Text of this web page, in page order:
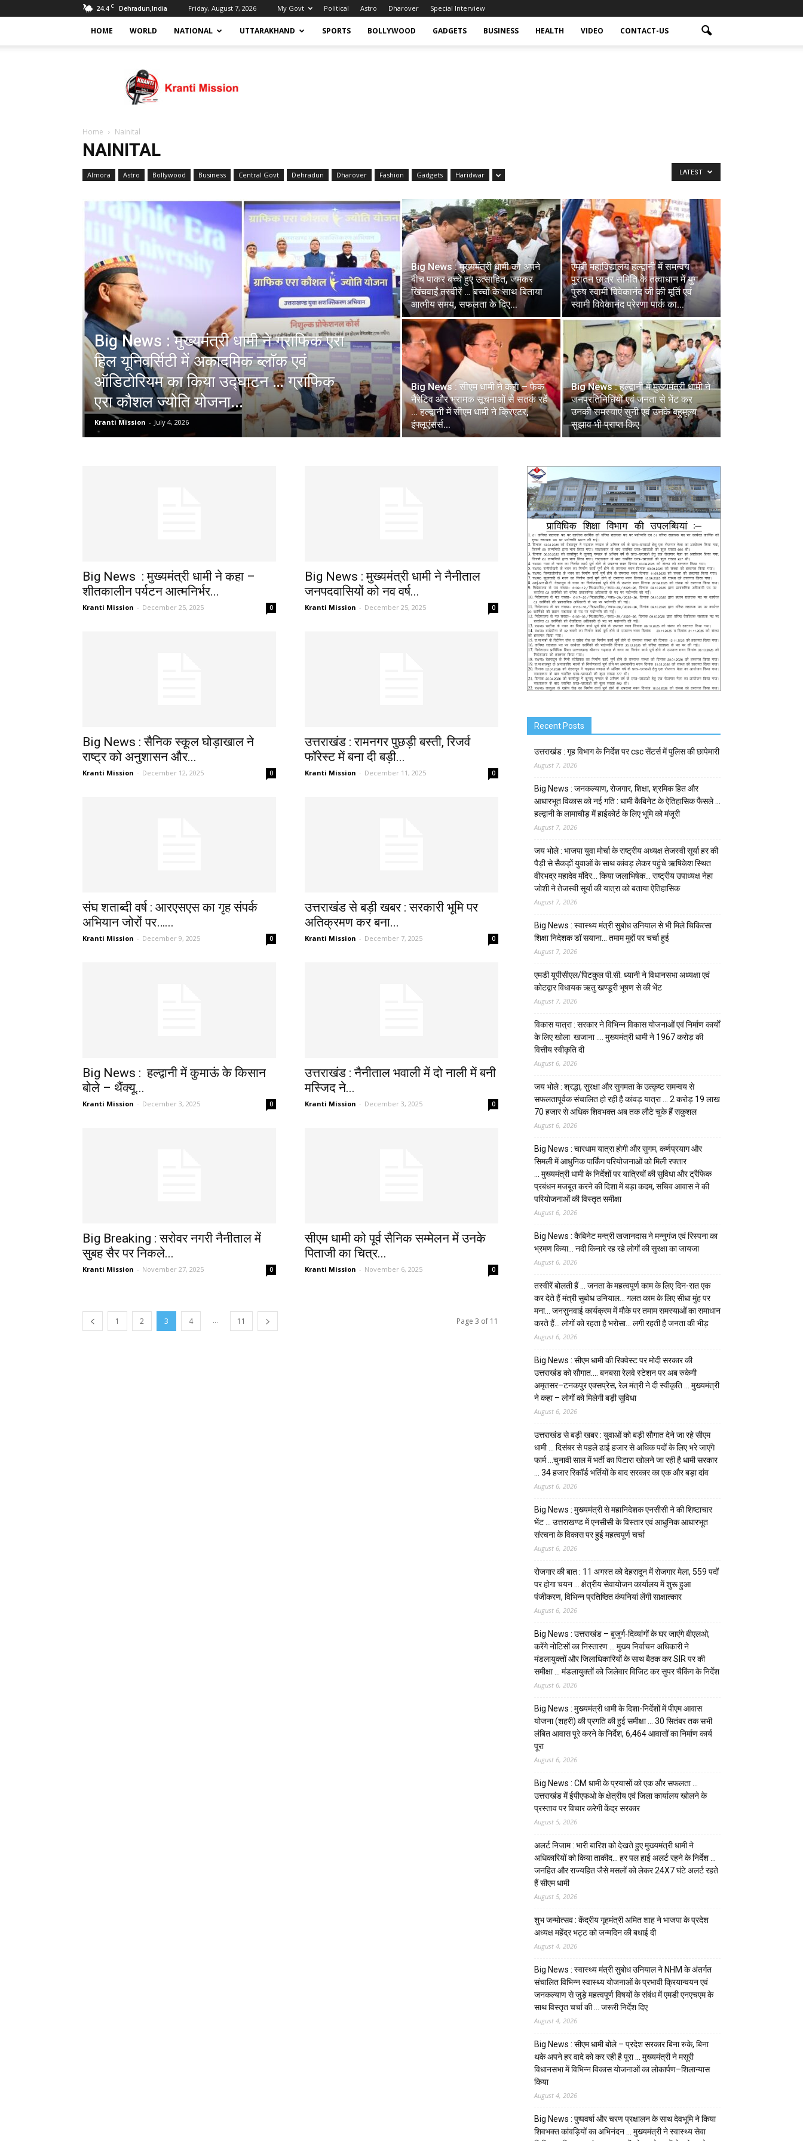
24.4 C Dehradun,India Friday, August 7, 2026 My Govt Political Astro Dharover Special Interview
HOME WORLD NATIONAL UTTARAKHAND SPORTS BOLLYWOOD GADGETS BUSINESS HEALTH VIDEO CONTACT-US
mission
Home Nainital
NAINITAL
Almora Astro Bollywood Business Central Govt Dehradun Dharover Fashion Gadgets Haridwar LATEST
Big News : मुख्यमंत्री धामी ने ग्राफिक एरा
हिल यूनिवर्सिटी में अकादमिक ब्लॉक एवं
ऑडिटोरियम का किया उद्घाटन … ग्राफिक
एरा कौशल ज्योति योजना...
Kranti Mission - July 4, 2026
Big News : मुख्यमंत्री धामी को अपने
बीच पाकर बच्चे हुए उत्साहित, जमकर
खिंचवाईं तस्वीरें … बच्चों के साथ बिताया
आत्मीय समय, सफलता के दिए...
एमबी महाविद्यालय हल्द्वानी में समन्वय
पुरातन छात्र समिति के तत्वाधान में युग
पुरुष स्वामी विवेकानंद जी की मूर्ति एवं
स्वामी विवेकानंद प्रेरणा पार्क का...
Big News : सीएम धामी ने कहा – फेक
नैरेटिव और भ्रामक सूचनाओं से सतर्क रहें
… हल्द्वानी में सीएम धामी ने क्रिएटर,
इंफ्लूएंसर्स...
Big News : हल्द्वानी में मुख्यमंत्री धामी ने
जनप्रतिनिधियों एवं जनता से भेंट कर
उनकी समस्याएं सुनी एवं उनके बहुमूल्य
सुझाव भी प्राप्त किए
Big News : मुख्यमंत्री धामी ने कहा –
शीतकालीन पर्यटन आत्मनिर्भर...
Kranti Mission - December 25, 2025 0
Big News : मुख्यमंत्री धामी ने नैनीताल
जनपदवासियों को नव वर्ष...
Kranti Mission - December 25, 2025 0
Big News : सैनिक स्कूल घोड़ाखाल ने
राष्ट्र को अनुशासन और...
Kranti Mission - December 12, 2025 0
उत्तराखंड : रामनगर पुछड़ी बस्ती, रिजर्व
फॉरेस्ट में बना दी बड़ी...
Kranti Mission - December 11, 2025 0
संघ शताब्दी वर्ष : आरएसएस का गृह संपर्क
अभियान जोरों पर…...
Kranti Mission - December 9, 2025 0
उत्तराखंड से बड़ी खबर : सरकारी भूमि पर
अतिक्रमण कर बना...
Kranti Mission - December 7, 2025 0
Big News : हल्द्वानी में कुमाऊं के किसान
बोले – थैंक्यू...
Kranti Mission - December 3, 2025 0
उत्तराखंड : नैनीताल भवाली में दो नाली में बनी
मस्जिद ने...
Kranti Mission - December 3, 2025 0
Big Breaking : सरोवर नगरी नैनीताल में
सुबह सैर पर निकले...
Kranti Mission - November 27, 2025 0
सीएम धामी को पूर्व सैनिक सम्मेलन में उनके
पिताजी का चित्र...
Kranti Mission - November 6, 2025 0
1 2 3 4 ... 11 Page 3 of 11
Recent Posts
उत्तराखंड : गृह विभाग के निर्देश पर csc सेंटर्स में पुलिस की छापेमारी
August 7, 2026
Big News : जनकल्याण, रोजगार, शिक्षा, श्रमिक हित और
आधारभूत विकास को नई गति : धामी कैबिनेट के ऐतिहासिक फैसले …
हल्द्वानी के लामाचौड़ में हाईकोर्ट के लिए भूमि को मंजूरी
August 7, 2026
जय भोले : भाजपा युवा मोर्चा के राष्ट्रीय अध्यक्ष तेजस्वी सूर्या हर की
पैड़ी से सैकड़ों युवाओं के साथ कांवड़ लेकर पहुंचे ऋषिकेश स्थित
वीरभद्र महादेव मंदिर… किया जलाभिषेक… राष्ट्रीय उपाध्यक्ष नेहा
जोशी ने तेजस्वी सूर्या की यात्रा को बताया ऐतिहासिक
August 7, 2026
Big News : स्वास्थ्य मंत्री सुबोध उनियाल से भी मिले चिकित्सा
शिक्षा निदेशक डॉ सयाना… तमाम मुद्दों पर चर्चा हुई
August 7, 2026
एमडी यूपीसीएल/पिटकुल पी.सी. ध्यानी ने विधानसभा अध्यक्षा एवं
कोटद्वार विधायक ऋतु खण्डूरी भूषण से की भेंट
August 7, 2026
विकास यात्रा : सरकार ने विभिन्न विकास योजनाओं एवं निर्माण कार्यों
के लिए खोला खजाना …. मुख्यमंत्री धामी ने ₹1967 करोड़ की
वित्तीय स्वीकृति दी
August 6, 2026
जय भोले : श्रद्धा, सुरक्षा और सुगमता के उत्कृष्ट समन्वय से
सफलतापूर्वक संचालित हो रही है कांवड़ यात्रा … 2 करोड़ 19 लाख
70 हजार से अधिक शिवभक्त अब तक लौटे चुके हैं सकुशल
August 6, 2026
Big News : चारधाम यात्रा होगी और सुगम, कर्णप्रयाग और
सिमली में आधुनिक पार्किंग परियोजनाओं को मिली रफ्तार
… मुख्यमंत्री धामी के निर्देशों पर यात्रियों की सुविधा और ट्रैफिक
प्रबंधन मजबूत करने की दिशा में बड़ा कदम, सचिव आवास ने की
परियोजनाओं की विस्तृत समीक्षा
August 6, 2026
Big News : कैबिनेट मन्त्री खजानदास ने मन्नुगंज एवं रिस्पना का
भ्रमण किया… नदी किनारे रह रहे लोगों की सुरक्षा का जायजा
August 6, 2026
तस्वीरें बोलती हैं … जनता के महत्वपूर्ण काम के लिए दिन-रात एक
कर देते हैं मंत्री सुबोध उनियाल… गलत काम के लिए सीधा मुंह पर
मना… जनसुनवाई कार्यक्रम में मौके पर तमाम समस्याओं का समाधान
करते हैं… लोगों को रहता है भरोसा… लगी रहती है जनता की भीड़
August 6, 2026
Big News : सीएम धामी की रिक्वेस्ट पर मोदी सरकार की
उत्तराखंड को सौगात…. बनबसा रेलवे स्टेशन पर अब रुकेगी
अमृतसर–टनकपुर एक्सप्रेस, रेल मंत्री ने दी स्वीकृति … मुख्यमंत्री
ने कहा – लोगों को मिलेगी बड़ी सुविधा
August 6, 2026
उत्तराखंड से बड़ी खबर : युवाओं को बड़ी सौगात देने जा रहे सीएम
धामी … दिसंबर से पहले ढाई हजार से अधिक पदों के लिए भरे जाएंगे
फार्म …चुनावी साल में भर्ती का पिटारा खोलने जा रही है धामी सरकार
… 34 हजार रिकॉर्ड भर्तियों के बाद सरकार का एक और बड़ा दांव
August 6, 2026
Big News : मुख्यमंत्री से महानिदेशक एनसीसी ने की शिष्टाचार
भेंट … उत्तराखण्ड में एनसीसी के विस्तार एवं आधुनिक आधारभूत
संरचना के विकास पर हुई महत्वपूर्ण चर्चा
August 6, 2026
रोजगार की बात : 11 अगस्त को देहरादून में रोजगार मेला, 559 पदों
पर होगा चयन … क्षेत्रीय सेवायोजन कार्यालय में शुरू हुआ
पंजीकरण, विभिन्न प्रतिष्ठित कंपनियां लेंगी साक्षात्कार
August 6, 2026
Big News : उत्तराखंड – बुजुर्ग-दिव्यांगों के घर जाएंगे बीएलओ,
करेंगे नोटिसों का निस्तारण … मुख्य निर्वाचन अधिकारी ने
मंडलायुक्तों और जिलाधिकारियों के साथ बैठक कर SIR पर की
समीक्षा … मंडलायुक्तों को जिलेवार विजिट कर सुपर चैकिंग के निर्देश
August 6, 2026
Big News : मुख्यमंत्री धामी के दिशा-निर्देशों में पीएम आवास
योजना (शहरी) की प्रगति की हुई समीक्षा … 30 सितंबर तक सभी
लंबित आवास पूरे करने के निर्देश, 6,464 आवासों का निर्माण कार्य
पूरा
August 6, 2026
Big News : CM धामी के प्रयासों को एक और सफलता …
उत्तराखंड में ईपीएफओ के क्षेत्रीय एवं जिला कार्यालय खोलने के
प्रस्ताव पर विचार करेगी केंद्र सरकार
August 5, 2026
अलर्ट निजाम : भारी बारिश को देखते हुए मुख्यमंत्री धामी ने
अधिकारियों को किया ताकीद… हर पल हाई अलर्ट रहने के निर्देश …
जनहित और राज्यहित जैसे मसलों को लेकर 24X7 घंटे अलर्ट रहते
हैं सीएम धामी
August 5, 2026
शुभ जन्मोत्सव : केंद्रीय गृहमंत्री अमित शाह ने भाजपा के प्रदेश
अध्यक्ष महेंद्र भट्ट को जन्मदिन की बधाई दी
August 4, 2026
Big News : स्वास्थ्य मंत्री सुबोध उनियाल ने NHM के अंतर्गत
संचालित विभिन्न स्वास्थ्य योजनाओं के प्रभावी क्रियान्वयन एवं
जनकल्याण से जुड़े महत्वपूर्ण विषयों के संबंध में एमडी एनएचएम के
साथ विस्तृत चर्चा की … जरूरी निर्देश दिए
August 4, 2026
Big News : सीएम धामी बोले – प्रदेश सरकार बिना रुके, बिना
थके अपने हर वादे को कर रही है पूरा … मुख्यमंत्री ने मसूरी
विधानसभा में विभिन्न विकास योजनाओं का लोकार्पण–शिलान्यास
किया
August 4, 2026
Big News : पुष्पवर्षा और चरण प्रक्षालन के साथ देवभूमि ने किया
शिवभक्त कांवड़ियों का अभिनंदन … मुख्यमंत्री ने स्वास्थ्य सेवा